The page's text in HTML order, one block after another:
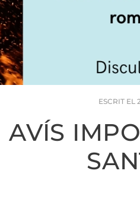
ESCRIT EL
AVÍS